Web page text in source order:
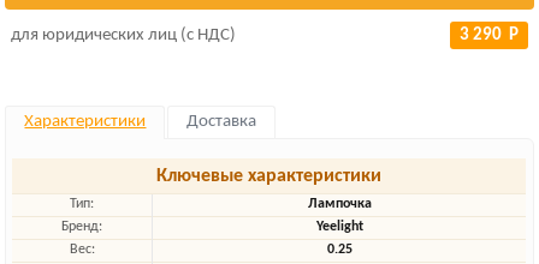
для юридических лиц (с НДС) 3 290 Р
Характеристики Доставка
Ключевые характеристики
Тип:
Лампочка
Бренд:
Yeelight
Вес:
0.25